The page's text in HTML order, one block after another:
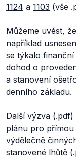
1124 a 1103 (vše
Můžeme uvést,
například
se týkalo finanční
dohod o
a stanovení
denního základu.
Další výzva (.pdf)
plánu pro přímou
výdělečně
stanovené lhůtě (